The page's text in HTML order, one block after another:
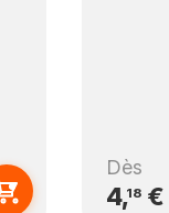
Dès
4,18€